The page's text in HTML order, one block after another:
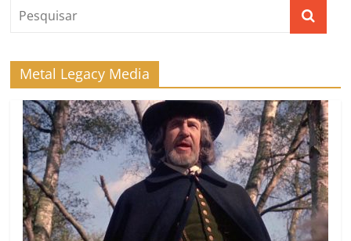
Metal Legacy Media